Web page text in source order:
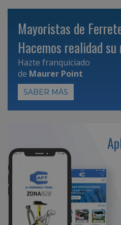
Mayoristas de
Hacemos realidad
Hazte franquiciado
de Maurer Point
SABER MÁS